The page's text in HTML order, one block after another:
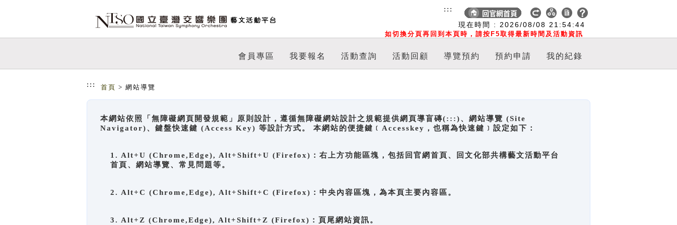
現在時間 : 2026/08/08 21:54:45
如切換分頁再回到本頁時，請按F5取得最新時間及活動資訊
:::
會員專區 我要報名 活動查詢 活動回顧 導覽預約 預約申請 我的紀錄
::: 首頁 > 網站導覽
本網站依照「無障礙網頁開發規範」原則設計，遵循無障礙網站設計之規範提供網頁導盲磚(:::)、網站導覽 (Site
Navigator)、鍵盤快速鍵 (Access Key) 等設計方式。 本網站的便捷鍵﹝Accesskey，也稱為快速鍵﹞設定如下：
1. Alt+U (Chrome,Edge), Alt+Shift+U (Firefox)：右上方功能區塊，包括回官網首頁、回文化部共構藝文活動平台
首頁、網站導覽、常見問題等。
2. Alt+C (Chrome,Edge), Alt+Shift+C (Firefox)：中央內容區塊，為本頁主要內容區。
3. Alt+Z (Chrome,Edge), Alt+Shift+Z (Firefox)：頁尾網站資訊。